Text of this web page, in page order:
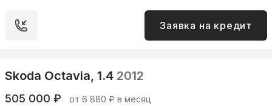
Заявка на кредит
Skoda Octavia, 1.4 2012
505 000 ₽ от 6 880 ₽ в месяц